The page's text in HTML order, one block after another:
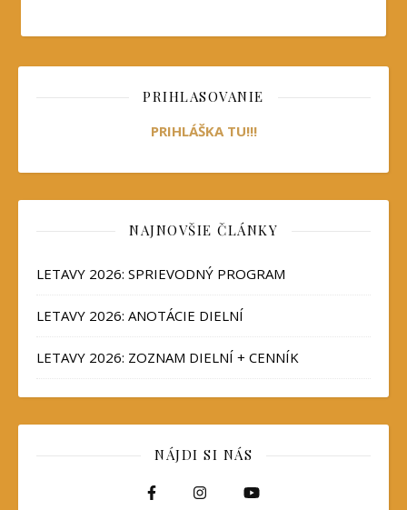
PRIHLASOVANIE
PRIHLÁŠKA TU!!!
NAJNOVŠIE ČLÁNKY
LETAVY 2026: SPRIEVODNÝ PROGRAM
LETAVY 2026: ANOTÁCIE DIELNÍ
LETAVY 2026: ZOZNAM DIELNÍ + CENNÍK
NÁJDI SI NÁS